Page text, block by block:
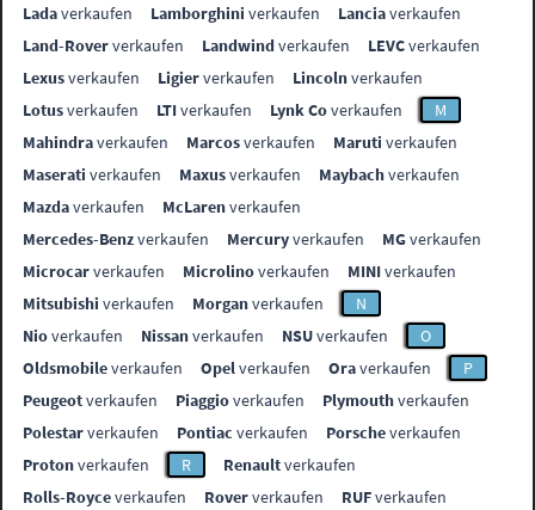
Ladaverkaufen Lamborghini verkaufen Lanciaverkaufen
Land-Roververkaufen Landwindverkaufen LEVCverkaufen
Lexusverkaufen Ligierverkaufen Lincolnverkaufen
Lotusverkaufen LTIverkaufen Lynk Coverkaufen
M
Mahindraverkaufen Marcosverkaufen Maruti verkaufen
Maserati verkaufen Maxusverkaufen Maybachverkaufen
Mazdaverkaufen McLarenverkaufen
Mercedes-Benzverkaufen Mercuryverkaufen MGverkaufen
Microcarverkaufen Microlinoverkaufen MINIverkaufen
Mitsubishi verkaufen Morganverkaufen
N
Nioverkaufen Nissanverkaufen NSUverkaufen
O
Oldsmobileverkaufen Opelverkaufen Oraverkaufen
P
Peugeotverkaufen Piaggioverkaufen Plymouthverkaufen
Polestarverkaufen Pontiac verkaufen Porscheverkaufen
Protonverkaufen R Renaultverkaufen
Rolls-Royceverkaufen Roververkaufen RUFverkaufen